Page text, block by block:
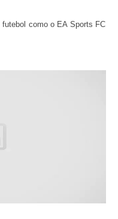
como o EA Sports FC